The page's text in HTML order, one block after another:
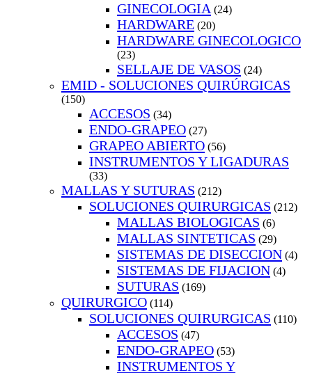
GINECOLOGIA (24)
HARDWARE (20)
HARDWARE GINECOLOGICO
(23)
SELLAJE DE VASOS (24)
EMID - SOLUCIONES QUIRÚRGICAS
(150)
ACCESOS (34)
ENDO-GRAPEO (27)
GRAPEO ABIERTO (56)
INSTRUMENTOS Y LIGADURAS
(33)
MALLAS Y SUTURAS (212)
SOLUCIONES QUIRURGICAS (212)
MALLAS BIOLOGICAS (6)
MALLAS SINTETICAS (29)
SISTEMAS DE DISECCION (4)
SISTEMAS DE FIJACION (4)
SUTURAS (169)
QUIRURGICO (114)
SOLUCIONES QUIRURGICAS (110)
ACCESOS (47)
ENDO-GRAPEO (53)
INSTRUMENTOS Y